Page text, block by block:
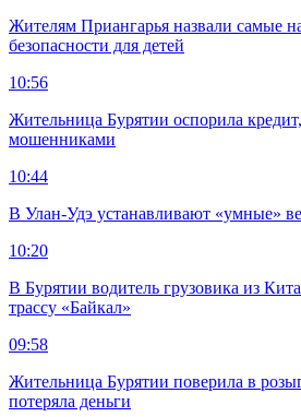
Жителям Приангарья назвали самые
безопасности для детей
10:56
Жительница Бурятии оспорила
мошенниками
10:44
В Улан-Удэ устанавливают «умные»
10:20
В Бурятии водитель грузовика из
трассу «Байкал»
09:58
Жительница Бурятии поверила в
потеряла деньги